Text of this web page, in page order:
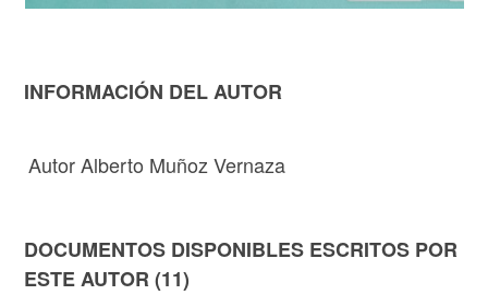
INFORMACIÓN DEL AUTOR
Autor Alberto Muñoz Vernaza
DOCUMENTOS DISPONIBLES ESCRITOS POR
ESTE AUTOR (11)